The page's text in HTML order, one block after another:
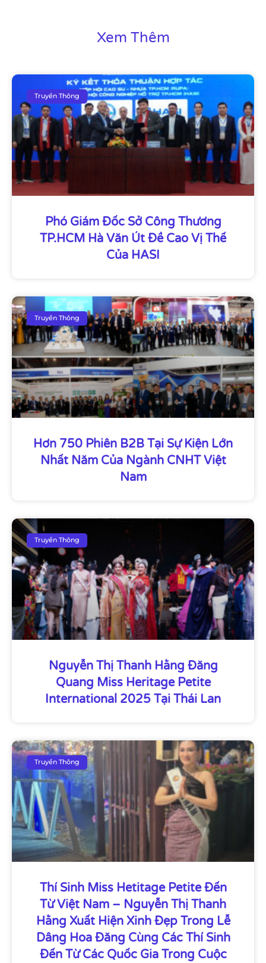
Xem Thêm
Truyền Thông
Phó Giám Đốc Sở Công Thương
TP.HCM Hà Văn Út Đề Cao Vị Thế
Của HASI
Truyền Thông
Hơn 750 Phiên B2B Tại Sự Kiện Lớn
Nhất Năm Của Ngành CNHT Việt
Nam
Truyền Thông
Nguyễn Thị Thanh Hằng Đăng
Quang Miss Heritage Petite
International 2025 Tại Thái Lan
Truyền Thông
Thí Sinh Miss Hetitage Petite Đến
Từ Việt Nam – Nguyễn Thị Thanh
Hằng Xuất Hiện Xinh Đẹp Trong Lễ
Dâng Hoa Đăng Cùng Các Thí Sinh
Đến Từ Các Quốc Gia Trong Cuộc